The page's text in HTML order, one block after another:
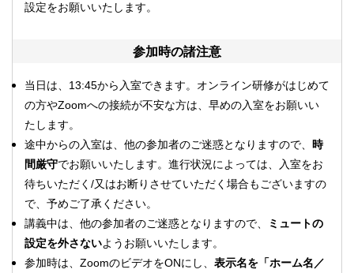
設定をお願いいたします。
参加時の諸注意
当日は、13:45から入室できます。オンライン研修がはじめて
の方やZoomへの接続が不安な方は、早めの入室をお願いい
たします。
途中からの入室は、他の参加者のご迷惑となりますので、 時
間厳守でお願いいたします。進行状況によっては、入室をお
待ちいただく/又はお断りさせていただく場合もございますの
で、予めご了承ください。
講義中は、他の参加者のご迷惑となりますので、
ミュートの
設定を外さないようお願いいたします。
参加時は、ZoomのビデオをONにし、 表示名を「ホーム名／